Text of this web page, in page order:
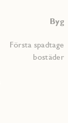
Första